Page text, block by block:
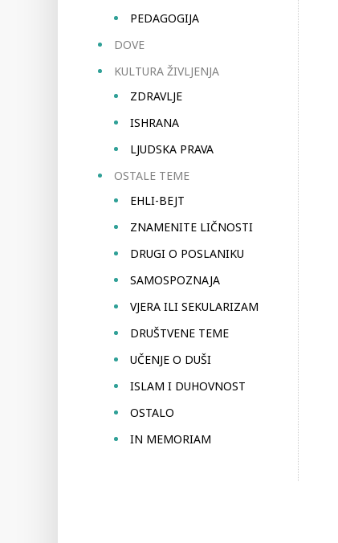
PEDAGOGIJA
DOVE
KULTURA ŽIVLJENJA
ZDRAVLJE
ISHRANA
LJUDSKA PRAVA
OSTALE TEME
EHLI-BEJT
ZNAMENITE LIČNOSTI
DRUGI O POSLANIKU
SAMOSPOZNAJA
VJERA ILI SEKULARIZAM
DRUŠTVENE TEME
UČENJE O DUŠI
ISLAM I DUHOVNOST
OSTALO
IN MEMORIAM